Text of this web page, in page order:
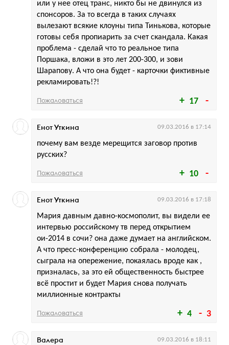
17
или у нее отец транс, никто бы не двинулся из
спонсоров. За то всегда в таких случаях
вылезают всякие клоуны типа Тинькова, которые
готовы себя пропиарить за счет скандала. Какая
проблема - сделай что то реальное типа
Поршака, вложи в это лет 200-300, и зови
Шарапову. А что она будет - карточки фиктивные
рекламировать!?!
Пожаловаться
10
почему вам везде мерещится заговор против
русских?
Енот Уткина 09.03.2016 в 17:14
Пожаловаться
4 3
Мария давным давно-космополит, вы видели ее
интервью российскому тв перед открытием
ои-2014 в сочи? она даже думает на английском.
А что пресс-конференцию собрала - молодец,
сыграла на опережение, покаялась вроде как ,
призналась, за это ей общественность быстрее
всё простит и будет Мария снова получать
миллионные контракты
Енот Уткина 09.03.2016 в 17:18
Пожаловаться
Валера 09.03.2016 в 18:11